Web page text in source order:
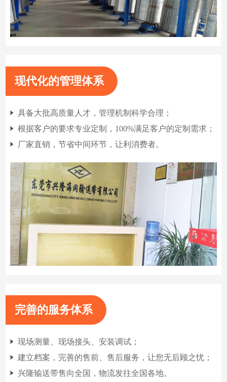
现代化的管理体系
具备大批高质量人才，管理机制科学合理；
根据客户的要求专业定制，100%满足客户的定制需求；
厂家直销，节省中间环节，让利消费者。
完善的服务体系
现场测量、现场接头、安装调试；
建立档案，完善的售前、售后服务，让您无后顾之忧；
兴隆输送带售向全国，物流发往全国各地。